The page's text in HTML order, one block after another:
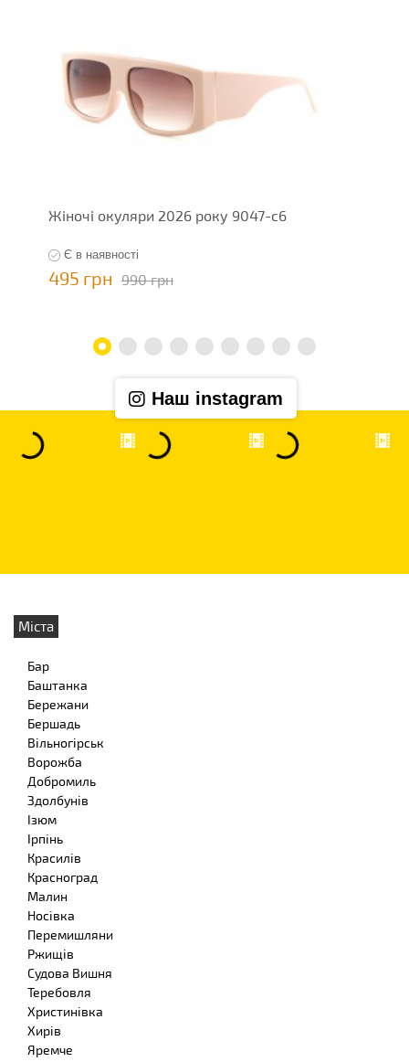
Жіночі окуляри 2026 року 9047-с6
Є в наявності
495 грн 990 грн
Наш instagram
Міста
Бар
Баштанка
Бережани
Бершадь
Вільногірськ
Ворожба
Добромиль
Здолбунів
Ізюм
Ірпінь
Красилів
Красноград
Малин
Носівка
Перемишляни
Ржищів
Судова Вишня
Теребовля
Христинівка
Хирів
Яремче